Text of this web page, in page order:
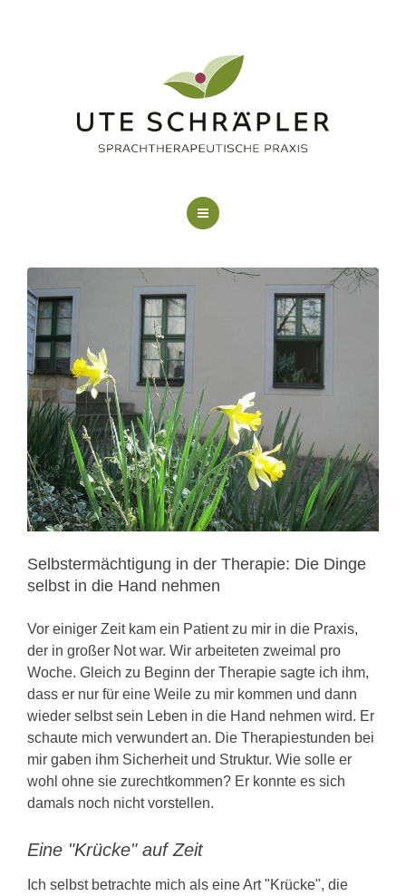
KUNSTTHERAPIE
FAQ
ÜBER MICH
KONTAKT
Selbstermächtigung in der Therapie: Die Dinge
selbst in die Hand nehmen
Vor einiger Zeit kam ein Patient zu mir in die Praxis,
der in großer Not war. Wir arbeiteten zweimal pro
Woche. Gleich zu Beginn der Therapie sagte ich ihm,
dass er nur für eine Weile zu mir kommen und dann
wieder selbst sein Leben in die Hand nehmen wird. Er
schaute mich verwundert an. Die Therapiestunden bei
mir gaben ihm Sicherheit und Struktur. Wie solle er
wohl ohne sie zurechtkommen? Er konnte es sich
damals noch nicht vorstellen.
Eine "Krücke" auf Zeit
Ich selbst betrachte mich als eine Art "Krücke", die